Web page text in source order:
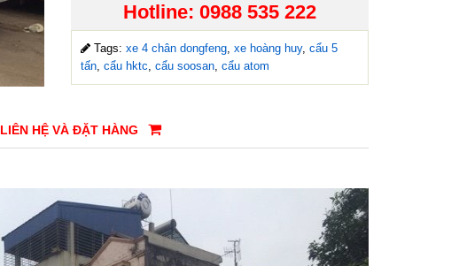
Hotline: 0988 535 222
Tags:xe 4 chân dongfeng,xe hoàng huy,cẩu 5
tấn,cẩu hktc,cẩu soosan,cẩu atom
LIÊN HỆ VÀ ĐẶT HÀNG